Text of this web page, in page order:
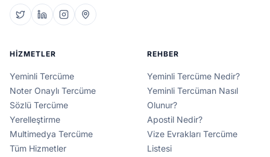
HIZMETLER
Yeminli Tercüme
Noter Onaylı Tercüme
Sözlü Tercüme
Yerelleştirme
Multimedya Tercüme
Tüm Hizmetler
REHBER
Yeminli Tercüme Nedir?
Yeminli Tercüman Nasıl
Olunur?
Apostil Nedir?
Vize Evrakları Tercüme
Listesi